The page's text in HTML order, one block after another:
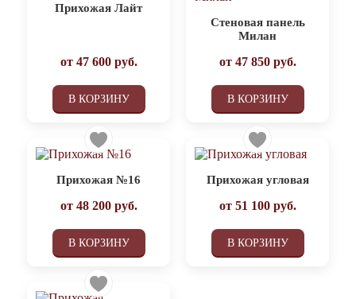
Прихожая Лайт
от 47 600руб.
В КОРЗИНУ
Стеновая панель
Милан
от 47 850руб.
В КОРЗИНУ
Прихожая №16
от 48 200руб.
В КОРЗИНУ
Прихожая угловая
от 51 100руб.
В КОРЗИНУ